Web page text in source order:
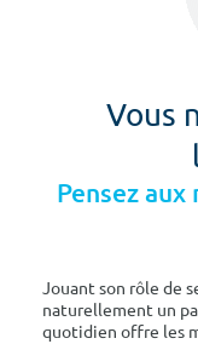
Vous
Pensez
Jouant son rôle de
naturellement un
quotidien offre les